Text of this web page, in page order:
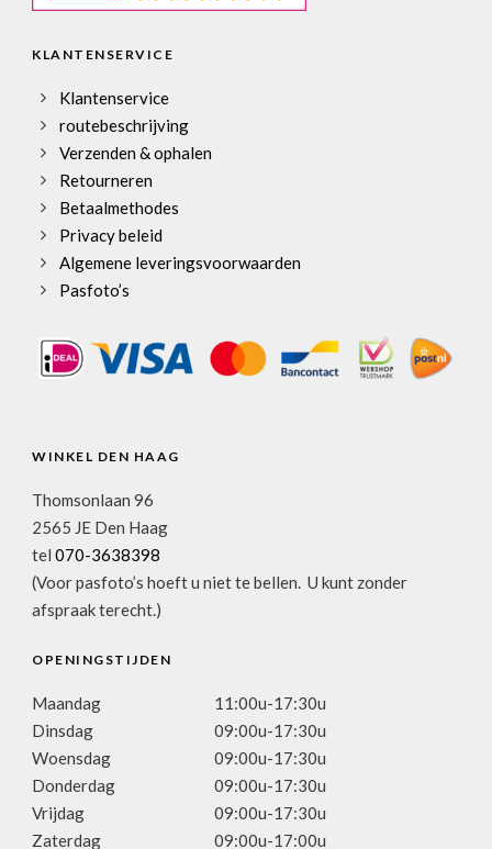
KLANTENSERVICE
Klantenservice
routebeschrijving
Verzenden & ophalen
Retourneren
Betaalmethodes
Privacy beleid
Algemene leveringsvoorwaarden
Pasfoto’s
WINKEL DEN HAAG
Thomsonlaan 96
2565 JE Den Haag
tel 070-3638398
(Voor pasfoto’s hoeft u niet te bellen. U kunt zonder
afspraak terecht.)
OPENINGSTIJDEN
Maandag
11:00u-17:30u
Dinsdag
09:00u-17:30u
Woensdag
09:00u-17:30u
Donderdag
09:00u-17:30u
Vrijdag
09:00u-17:30u
Zaterdag
09:00u-17:00u